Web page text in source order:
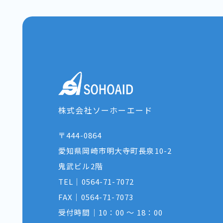
株式会社ソーホーエード
〒444-0864
​​​​​​​愛知県岡崎市明大寺町長泉10-2
鬼武ビル2階
TEL｜ 0564-71-7072
FAX｜0564-71-7073
受付時間｜10：00 〜 18：00